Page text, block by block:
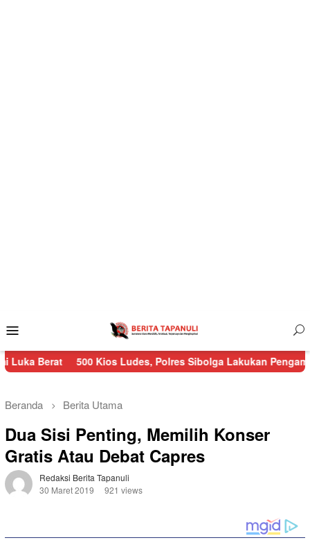
Mobile
500 Kios Ludes, Polres Sibolga Lakukan Pengamanan
Beranda Berita Utama
Dua Sisi Penting, Memilih Konser
Gratis Atau Debat Capres
Redaksi Berita Tapanuli
30 Maret 2019
921 views